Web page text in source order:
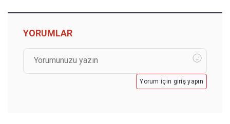
YORUMLAR
Yorum için giriş yapın